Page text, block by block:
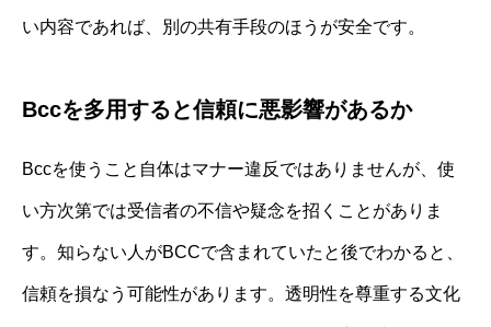
い内容であれば、別の共有手段のほうが安全です。
Bccを多用すると信頼に悪影響があるか
Bccを使うこと自体はマナー違反ではありませんが、使
い方次第では受信者の不信や疑念を招くことがありま
す。知らない人がBCCで含まれていたと後でわかると、
信頼を損なう可能性があります。透明性を尊重する文化